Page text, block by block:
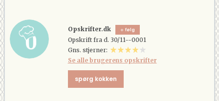
Opskrifter.dk følg
Opskrift fra d. 30/11--0001
Gns. stjerner:
Se alle brugerens opskrifter
spørg kokken